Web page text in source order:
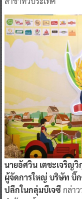
นายอัศวิน เตชะเจริญ
ผู้จัดการใหญ่ บริษัท บิ๊ก
ปลีกในกลุ่มบีเจซีกล่าว
สำคัญมาโดยตลอด เพร
บริโภคชาวไทย ที่สำคัญคื